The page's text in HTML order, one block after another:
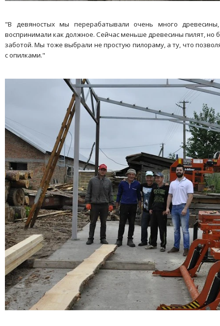
"В девяностых мы перерабатывали очень много
воспринимали как должное. Сейчас меньше древесины пилят, но
заботой. Мы тоже выбрали не простую пилораму, а ту, что
с опилками."